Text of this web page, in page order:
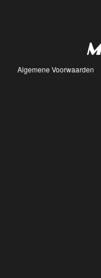
Algemene Voorwaarden